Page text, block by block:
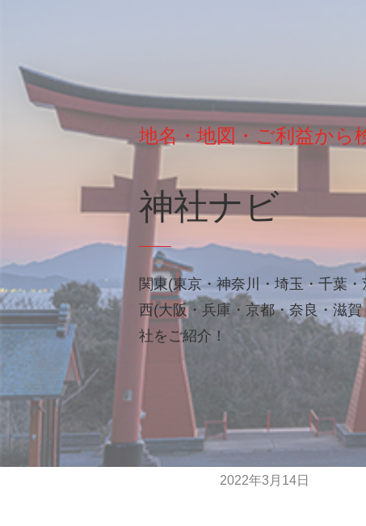
地名・地図・ご利益から
神社ナビ
関東(東京・神奈川・埼玉・千葉
西(大阪・兵庫・京都・奈良・滋
社をご紹介！
2022年3月14日